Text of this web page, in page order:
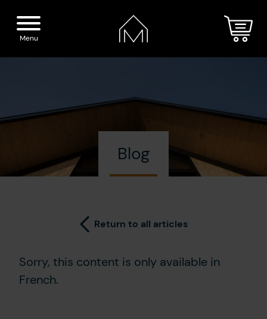
Home
The Distillery
Our boutique
Blog
Contact Us
Menu
Blog
Return to all articles
Sorry, this content is only available in
French.